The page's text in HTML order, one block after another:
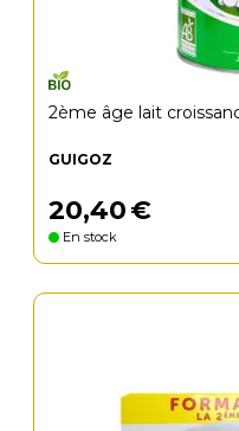
2ème âge lait
GUIGOZ
20,40€
En stock